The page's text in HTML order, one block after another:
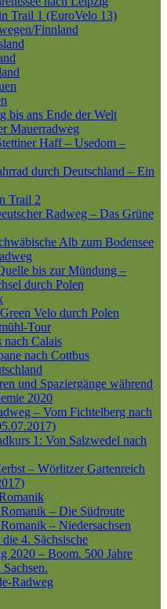
Trail 1 (EuroVelo 13)
Finnland
bis ans Ende der Welt
Mauerradweg
Haff – Usedom –
durch Deutschland – Ein
Trail 2
Radweg – Das Grüne
Alb zum Bodensee
bis zur Mündung –
durch Polen
Velo durch Polen
Tour
nach Calais
nach Cottbus
und Spaziergänge während
2020
– Vom Fichtelberg nach
1: Von Salzwedel nach
– Wörlitzer Gartenreich
Romanik – Die Südroute
– Niedersachsen
4. Sächsische
2020 – Boom. 500 Jahre
Radweg